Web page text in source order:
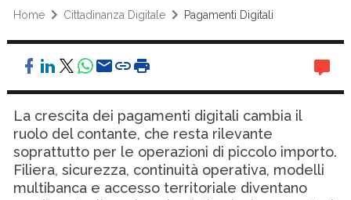
Home Cittadinanza Digitale Pagamenti Digitali
La crescita dei pagamenti digitali cambia il
ruolo del contante, che resta rilevante
soprattutto per le operazioni di piccolo importo.
Filiera, sicurezza, continuità operativa, modelli
multibanca e accesso territoriale diventano